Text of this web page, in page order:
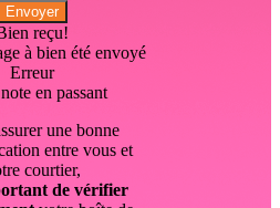
Envoyer
reçu!
à bien été envoyé
Erreur
en passant
une bonne
entre vous et
courtier,
de vérifier